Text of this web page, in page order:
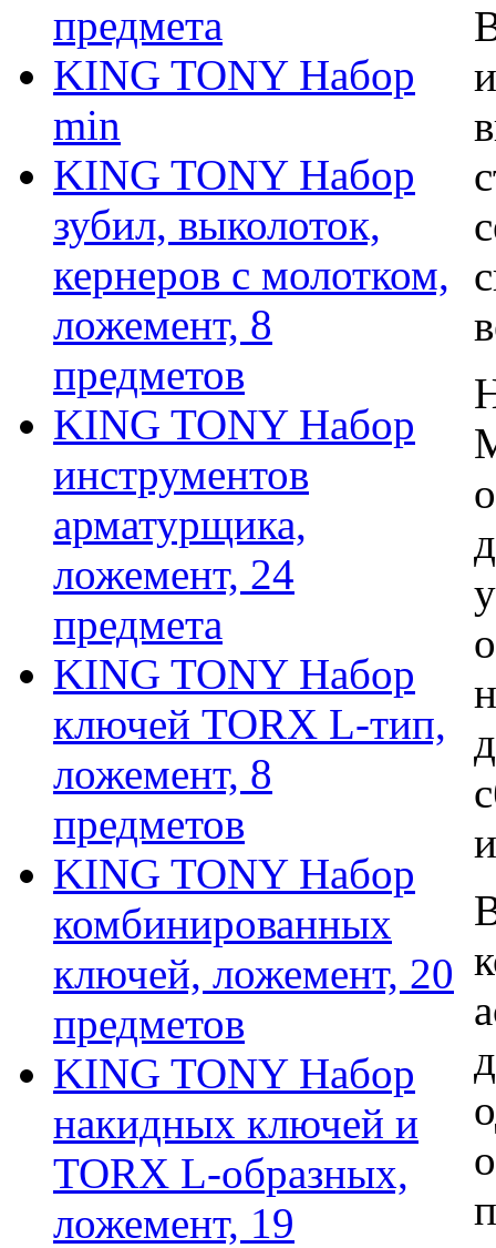
предмета
KING TONY Набор
min
KING TONY Набор
зубил, выколоток,
кернеров с молотком,
ложемент, 8
предметов
KING TONY Набор
инструментов
арматурщика,
ложемент, 24
предмета
KING TONY Набор
ключей TORX L-тип,
ложемент, 8
предметов
KING TONY Набор
комбинированных
ключей, ложемент, 20
предметов
KING TONY Набор
накидных ключей и
TORX L-образных,
ложемент, 19